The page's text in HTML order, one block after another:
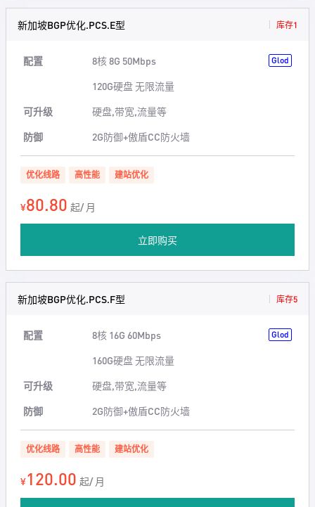
新加坡BGP优化.PCS.E型 库存1
配置 8核 8G 50Mbps Glod
120G硬盘 无限流量
可升级
硬盘,带宽,流量等
防御
2G防御+傲盾CC防火墙
优化线路 高性能 建站优化
¥80.80 起/ 月
立即购买
新加坡BGP优化.PCS.F型 库存5
配置 8核 16G 60Mbps Glod
160G硬盘 无限流量
可升级
硬盘,带宽,流量等
防御
2G防御+傲盾CC防火墙
优化线路 高性能 建站优化
¥120.00 起/ 月